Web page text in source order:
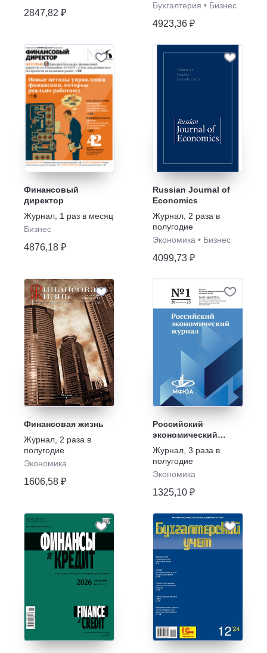
2847,82 ₽
Бухгалтерия • Бизнес
4923,36 ₽
Финансовый
директор
Журнал 1 раз в месяц
Бизнес
4876,18 ₽
Russian Journal of
Economics
Журнал 2 раза в
полугодие
Экономика • Бизнес
4099,73 ₽
Финансовая жизнь
Журнал 2 раза в
полугодие
Экономика
1606,58 ₽
Российский
экономический
журнал
Журнал 3 раза в
полугодие
Экономика
1325,10 ₽